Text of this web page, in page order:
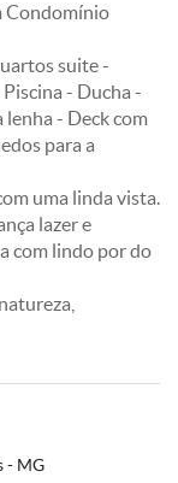
Condomínio
suite -
- Ducha -
lenha - Deck com
para a
uma linda vista.
lazer e
com lindo por do
- MG